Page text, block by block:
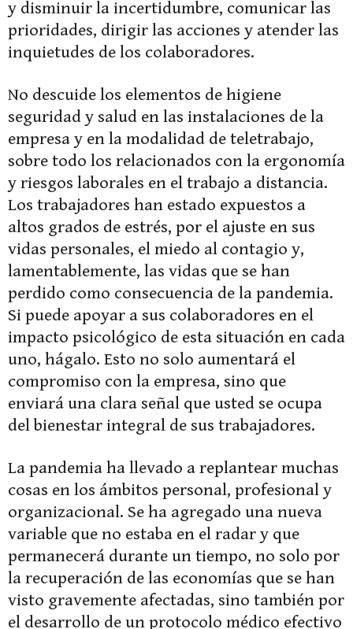
y disminuir la incertidumbre, comunicar las
prioridades, dirigir las acciones y atender las
inquietudes de los colaboradores.
No descuide los elementos de higiene
seguridad y salud en las instalaciones de la
empresa y en la modalidad de teletrabajo,
sobre todo los relacionados con la ergonomía
y riesgos laborales en el trabajo a distancia.
Los trabajadores han estado expuestos a
altos grados de estrés, por el ajuste en sus
vidas personales, el miedo al contagio y,
lamentablemente, las vidas que se han
perdido como consecuencia de la pandemia.
Si puede apoyar a sus colaboradores en el
impacto psicológico de esta situación en cada
uno, hágalo. Esto no solo aumentará el
compromiso con la empresa, sino que
enviará una clara señal que usted se ocupa
del bienestar integral de sus trabajadores.
La pandemia ha llevado a replantear muchas
cosas en los ámbitos personal, profesional y
organizacional. Se ha agregado una nueva
variable que no estaba en el radar y que
permanecerá durante un tiempo, no solo por
la recuperación de las economías que se han
visto gravemente afectadas, sino también por
el desarrollo de un protocolo médico efectivo